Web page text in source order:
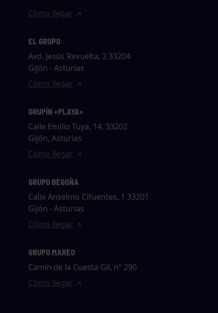
Cómo llegar
EL GRUPO
Avd. Jesús Revuelta, 2 33204
Gijón - Asturias
Cómo llegar
GRUPÍN «PLAYA»
Calle Emilio Tuya, 14, 33202
Gijón, Asturias
Cómo llegar
GRUPO BEGOÑA
Calle Anselmo Cifuentes, 1 33201
Gijón - Asturias
Cómo llegar
GRUPO MAREO
Camín de la Cuesta Gil, nº 290
Cómo llegar